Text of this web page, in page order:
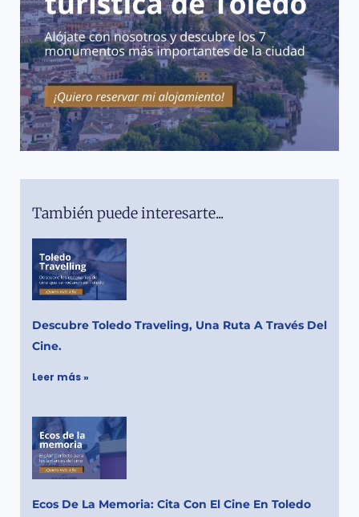
También puede interesarte...
Descubre Toledo Traveling, Una Ruta A Través Del
Cine.
Leer más »
Ecos De La Memoria: Cita Con El Cine En Toledo